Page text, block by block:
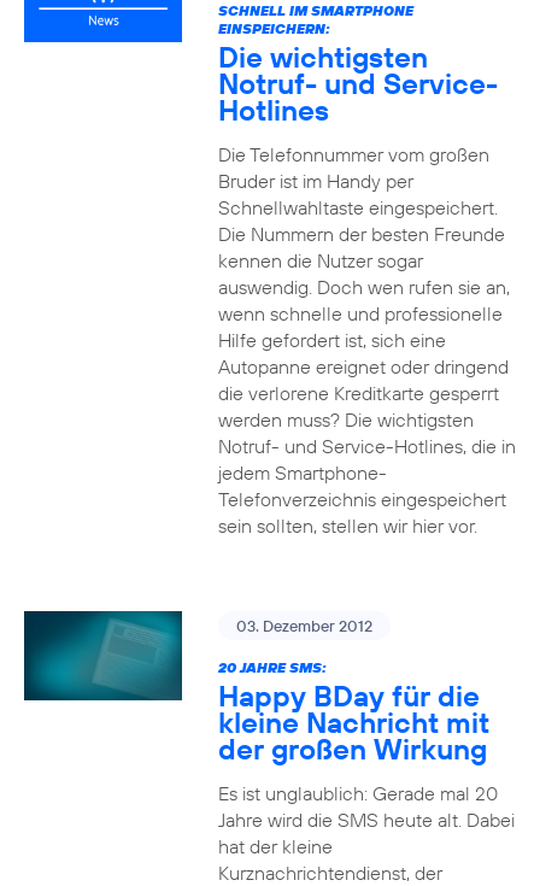
SCHNELL IM SMARTPHONE
EINSPEICHERN:
Die wichtigsten
Notruf- und Service-
Hotlines
Die Telefonnummer vom großen
Bruder ist im Handy per
Schnellwahltaste eingespeichert.
Die Nummern der besten Freunde
kennen die Nutzer sogar
auswendig. Doch wen rufen sie an,
wenn schnelle und professionelle
Hilfe gefordert ist, sich eine
Autopanne ereignet oder dringend
die verlorene Kreditkarte gesperrt
werden muss? Die wichtigsten
Notruf- und Service-Hotlines, die in
jedem Smartphone-
Telefonverzeichnis eingespeichert
sein sollten, stellen wir hier vor.
03. Dezember 2012
20 JAHRE SMS:
Happy BDay für die
kleine Nachricht mit
der großen Wirkung
Es ist unglaublich: Gerade mal 20
Jahre wird die SMS heute alt. Dabei
hat der kleine
Kurznachrichtendienst, der